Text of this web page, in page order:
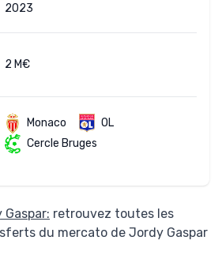
2023
2 M€
Monaco
OL
Cercle Bruges
retrouvez toutes les
du mercato de Jordy Gaspar